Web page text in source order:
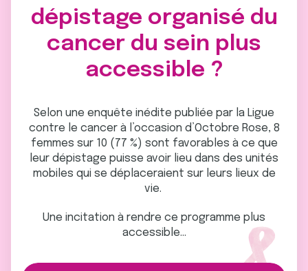
dépistage organisé du
cancer du sein plus
accessible ?
Selon une enquête inédite publiée par la Ligue
contre le cancer à l’occasion d’Octobre Rose, 8
femmes sur 10 (77 %) sont favorables à ce que
leur dépistage puisse avoir lieu dans des unités
mobiles qui se déplaceraient sur leurs lieux de
vie.
Une incitation à rendre ce programme plus
accessible…